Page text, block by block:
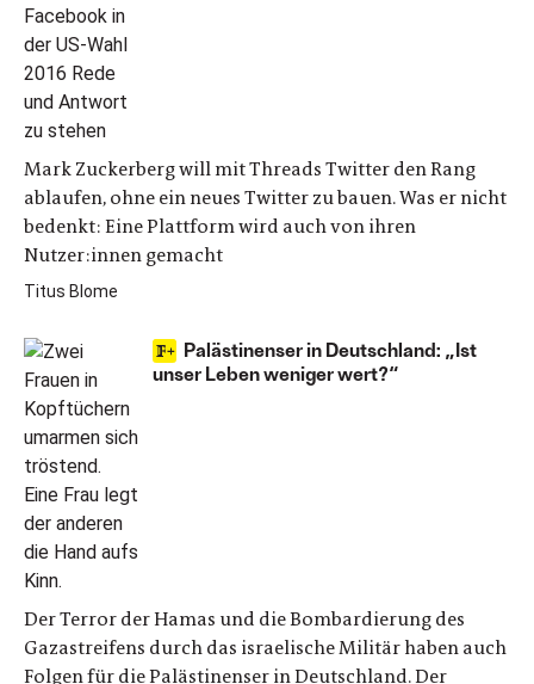
Mark Zuckerberg will mit Threads Twitter den Rang
ablaufen, ohne ein neues Twitter zu bauen. Was er nicht
bedenkt: Eine Plattform wird auch von ihren
Nutzer:innen gemacht
Titus Blome
Palästinenser in Deutschland: „Ist
unser Leben weniger wert?“
Der Terror der Hamas und die Bombardierung des
Gazastreifens durch das israelische Militär haben auch
Folgen für die Palästinenser in Deutschland. Der